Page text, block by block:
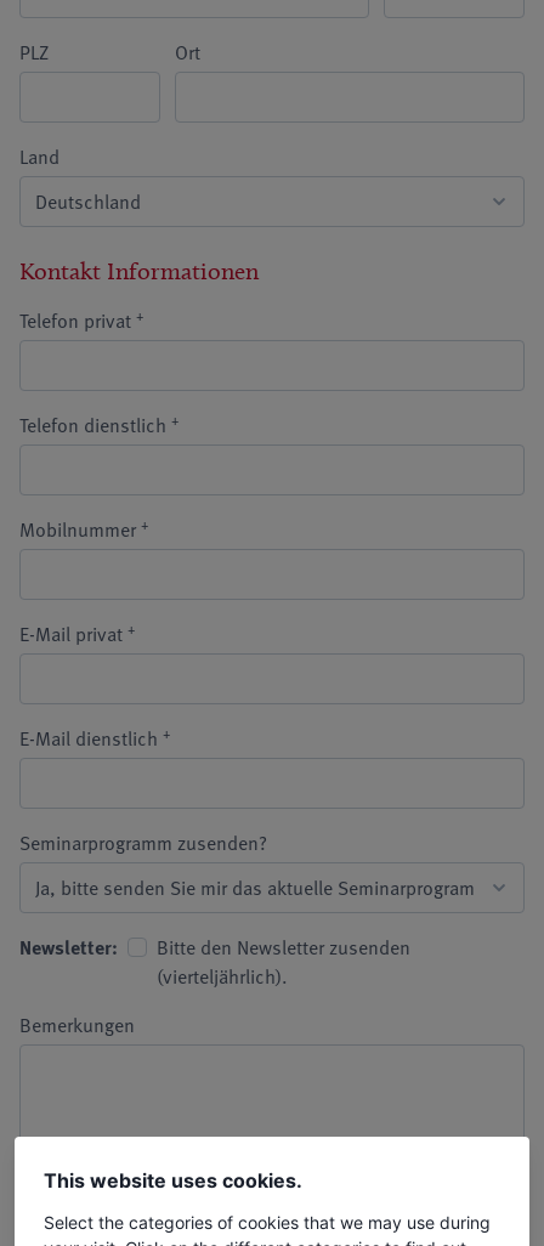
PLZ Ort
Land
Kontakt Informationen
Telefon privat +
Telefon dienstlich +
Mobilnummer +
E-Mail privat +
E-Mail dienstlich +
Seminarprogramm zusenden?
Newsletter:
Bitte den Newsletter zusenden
(vierteljährlich).
Bemerkungen
This website uses cookies.
Select the categories of cookies that we may use during